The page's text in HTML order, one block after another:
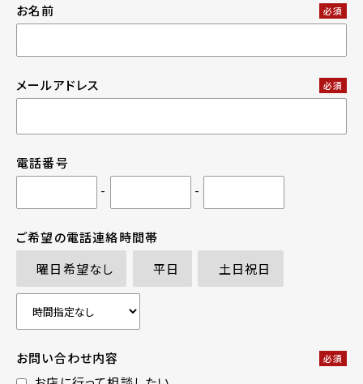
お名前 必須
メールアドレス 必須
電話番号
-
-
ご希望の電話連絡時間帯
曜日希望なし
平日 土日祝日
お問い合わせ内容 必須